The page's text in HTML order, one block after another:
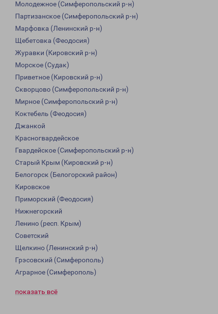
Молодежное (Симферопольский р-н)
Партизанское (Симферопольский р-н)
Марфовка (Ленинский р-н)
Щебетовка (Феодосия)
Журавки (Кировский р-н)
Морское (Судак)
Приветное (Кировский р-н)
Скворцово (Симферопольский р-н)
Мирное (Симферопольский р-н)
Коктебель (Феодосия)
Джанкой
Красногвардейское
Гвардейское (Симферопольский р-н)
Старый Крым (Кировский р-н)
Белогорск (Белогорский район)
Кировское
Приморский (Феодосия)
Нижнегорский
Ленино (респ. Крым)
Советский
Щелкино (Ленинский р-н)
Грэсовский (Симферополь)
Аграрное (Симферополь)
показать всё